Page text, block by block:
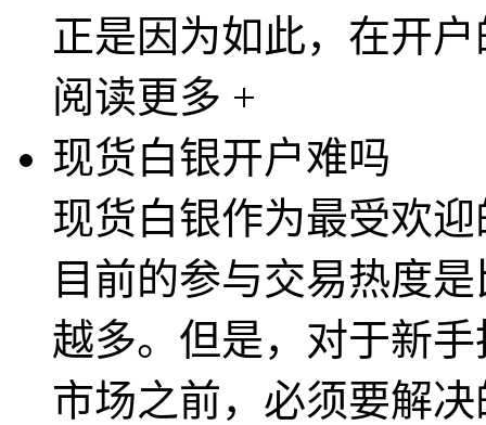
正是因为如此，在开
阅读更多 +
现货白银开户难吗
现货白银作为最受欢
目前的参与交易热度
越多。但是，对于新
市场之前，必须要解